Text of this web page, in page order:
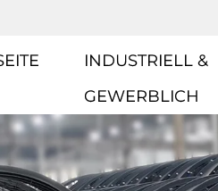
INDUSTRIELL &
GEWERBLICH